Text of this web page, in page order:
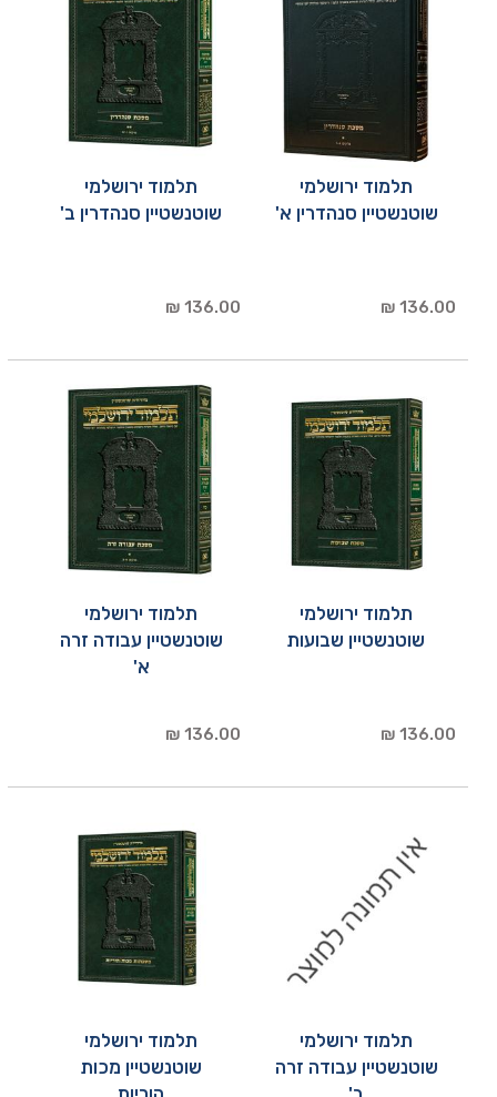
תלמוד ירושלמי
שוטנשטיין סנהדרין א'
136.00 ₪
תלמוד ירושלמי
שוטנשטיין סנהדרין ב'
136.00 ₪
תלמוד ירושלמי
שוטנשטיין שבועות
136.00 ₪
תלמוד ירושלמי
שוטנשטיין עבודה זרה
א'
136.00 ₪
תלמוד ירושלמי
שוטנשטיין עבודה זרה
תלמוד ירושלמי
שוטנשטיין מכות